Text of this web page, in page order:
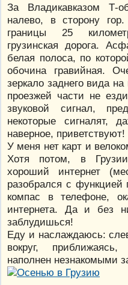
За Владикавказом Т-
налево, в сторону
границы 25
грузинская дорога.
белая полоса, по
обочина гравийная.
зеркало заднего вида
проезжей части не
звуковой сигнал,
некоторые сигналят,
наверное, приветствуют!
У меня нет карт и
Хотя потом, в
хороший интернет
разобрался с
компас в телефоне,
интернета. Да и без
заблудишься!
Еду и наслаждаюсь:
вокруг,
наполнен незнакомыми